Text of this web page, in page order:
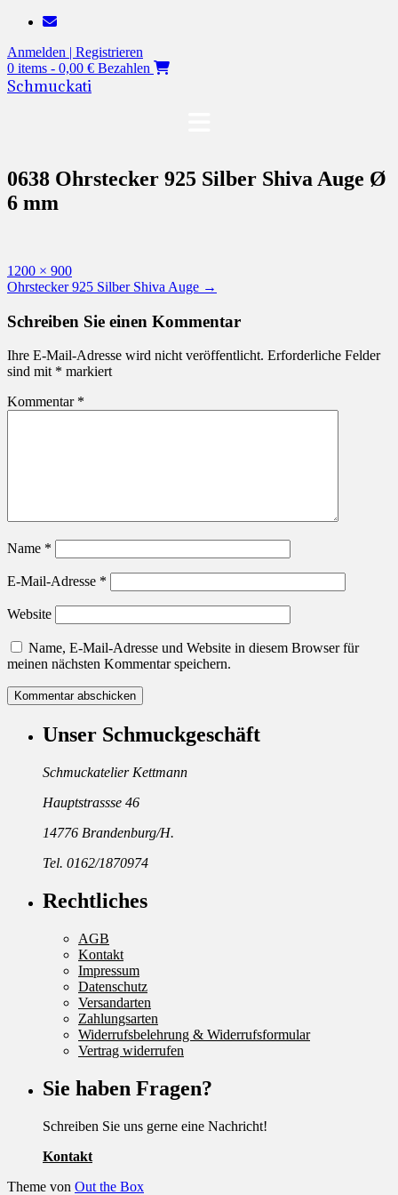
Zum
springen
Anmelden | Registrieren
0 items - 0,00 € Bezahlen
Schmuckati
0638 Ohrstecker 925 Silber Shiva Auge Ø
6 mm
Originalgröße
1200 × 900
Beitragsnavigation
Ohrstecker 925 Silber Shiva Auge →
Schreiben Sie einen Kommentar
Ihre E-Mail-Adresse wird nicht veröffentlicht. Erforderliche Felder
sind mit * markiert
Kommentar *
Name *
E-Mail-Adresse *
Website
Name, E-Mail-Adresse und Website in diesem Browser für
meinen nächsten Kommentar speichern.
Unser Schmuckgeschäft
Schmuckatelier Kettmann
Hauptstrassse 46
14776 Brandenburg/H.
Tel. 0162/1870974
Rechtliches
AGB
Kontakt
Impressum
Datenschutz
Versandarten
Zahlungsarten
Widerrufsbelehrung & Widerrufsformular
Vertrag widerrufen
Sie haben Fragen?
Schreiben Sie uns gerne eine Nachricht!
Kontakt
Theme von Out the Box